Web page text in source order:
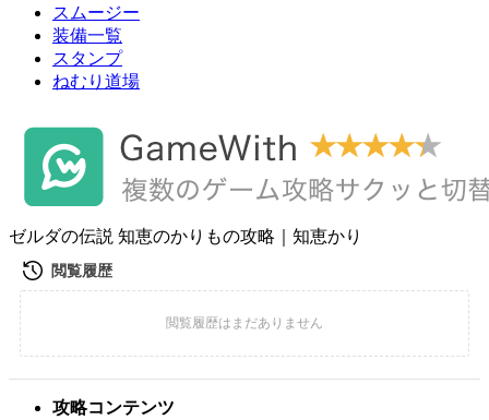
スムージー
装備一覧
スタンプ
ねむり道場
ゼルダの伝説 知恵のかりもの攻略｜知恵かり
攻略コンテンツ